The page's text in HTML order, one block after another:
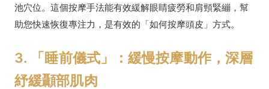
池穴位。這個按摩手法能有效緩解眼睛疲勞和肩頸緊繃，幫
助您快速恢復專注力，是有效的「如何按摩頭皮」方式。
3. 「睡前儀式」：緩慢按摩動作，深層
紓緩顳部肌肉